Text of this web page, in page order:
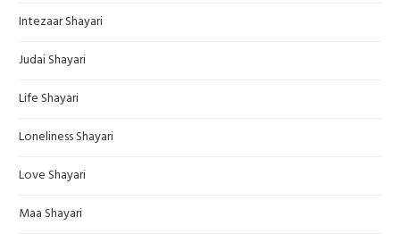
Intezaar Shayari
Judai Shayari
Life Shayari
Loneliness Shayari
Love Shayari
Maa Shayari